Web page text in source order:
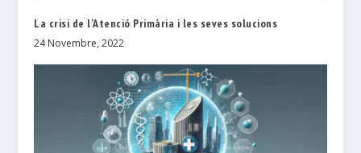
La crisi de l’Atenció Primària i les seves solucions
24 Novembre, 2022